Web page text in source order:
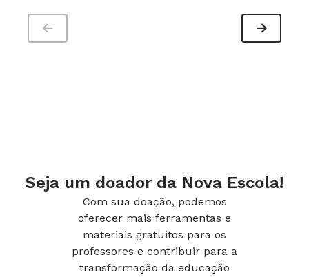
Seja um doador da Nova Escola!
Com sua doação, podemos
oferecer mais ferramentas e
materiais gratuitos para os
professores e contribuir para a
transformação da educação